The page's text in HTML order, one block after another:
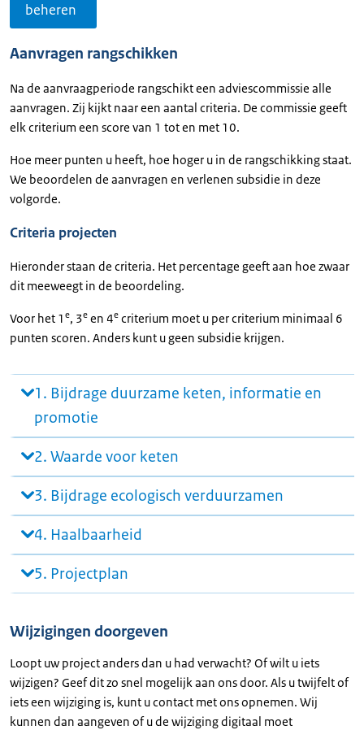
beheren
Aanvragen rangschikken
Na de aanvraagperiode rangschikt een adviescommissie alle
aanvragen. Zij kijkt naar een aantal criteria. De commissie geeft
elk criterium een score van 1 tot en met 10.
Hoe meer punten u heeft, hoe hoger u in de rangschikking staat.
We beoordelen de aanvragen en verlenen subsidie in deze
volgorde.
Criteria projecten
Hieronder staan de criteria. Het percentage geeft aan hoe zwaar
dit meeweegt in de beoordeling.
Voor het 1 e, 3e en 4e criterium moet u per criterium minimaal 6
punten scoren. Anders kunt u geen subsidie krijgen.
1. Bijdrage duurzame keten, informatie en
promotie
2. Waarde voor keten
3. Bijdrage ecologisch verduurzamen
4. Haalbaarheid
5. Projectplan
Wijzigingen doorgeven
Loopt uw project anders dan u had verwacht? Of wilt u iets
wijzigen? Geef dit zo snel mogelijk aan ons door. Als u twijfelt of
iets een wijziging is, kunt u contact met ons opnemen. Wij
kunnen dan aangeven of u de wijziging digitaal moet